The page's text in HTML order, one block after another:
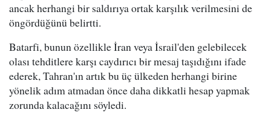
ancak herhangi bir saldırıya ortak karşılık verilmesini de
öngördüğünü belirtti.
Batarfi, bunun özellikle İran veya İsrail'den gelebilecek
olası tehditlere karşı caydırıcı bir mesaj taşıdığını ifade
ederek, Tahran'ın artık bu üç ülkeden herhangi birine
yönelik adım atmadan önce daha dikkatli hesap yapmak
zorunda kalacağını söyledi.